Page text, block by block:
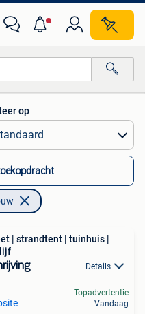
op
| strandtent | tuinhuis |
Details
Topadvertentie
Vandaag